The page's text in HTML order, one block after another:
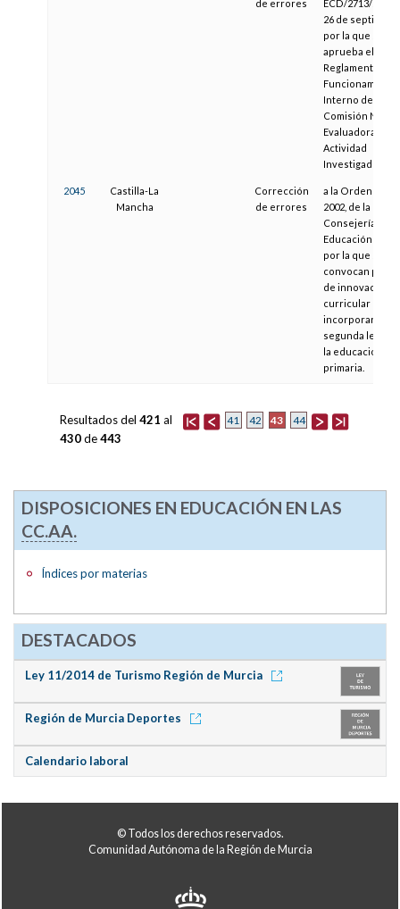
de errores
ECD/2713/2003,
26 de
por la que se
aprueba el
Reglamento de
Funcionamiento
Interno de la
Comisión
Evaluadora de la
Actividad
Investigadora
2045
Castilla-La
Mancha
Corrección
de errores
a la Orden de
2002, de la
Consejería de
Educación y
por la que se
convocan
de innovación
curricular para
incorporar una
segunda lengua
la educación
primaria.
41 42 43 44
Resultados del 421 al
430de443
DISPOSICIONES EN EDUCACIÓN EN LAS
CC.AA.
Índices por materias
DESTACADOS
Ley 11/2014 de Turismo Región de Murcia
Región de Murcia Deportes
Calendario laboral
© Todos los derechos reservados.
Comunidad Autónoma de la Región de Murcia